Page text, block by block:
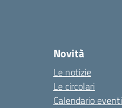
Novità
Le notizie
Le circolari
Calendario eventi